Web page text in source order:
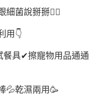
細菌說掰掰🙅‍♀️
用👇
具✔擦寵物用品通通
💦乾濕兩用🥳